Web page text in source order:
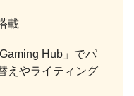
載
Hub」でパ
えやライティング